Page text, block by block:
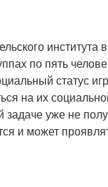
по пять
статус
на их
уже не
и может